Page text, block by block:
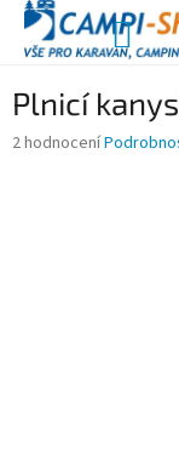
Přejít
obsah
NÁKUPNÍ
Plnicí
Průměrné
2 hodnocení